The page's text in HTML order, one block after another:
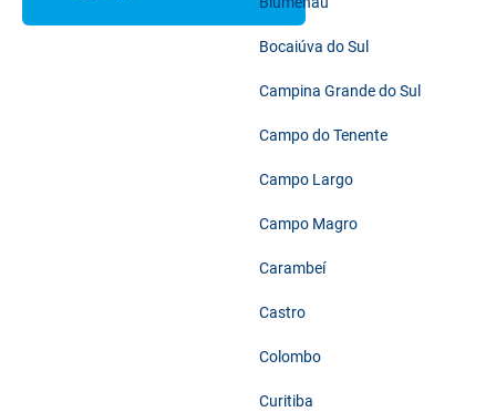
Bocaiúva do Sul
Campina Grande do Sul
Campo do Tenente
Campo Largo
Campo Magro
Carambeí
Castro
Colombo
Curitiba